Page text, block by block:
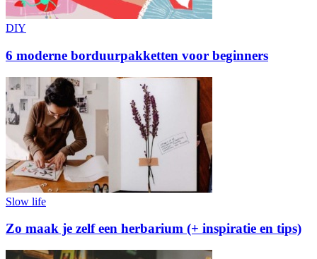
DIY
6 moderne borduurpakketten voor beginners
Slow life
Zo maak je zelf een herbarium (+ inspiratie en tips)